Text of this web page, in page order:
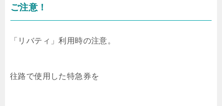
ご注意！
「リバティ」利用時の注意。
往路で使用した特急券を